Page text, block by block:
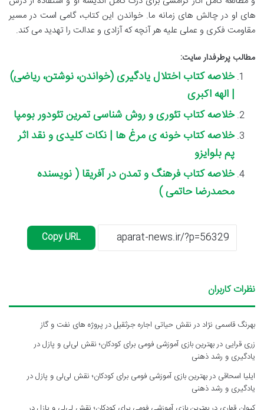
های او در چالش های زمانه ما. خواندن این کتاب، گامی است در مسیر
مقاومت فکری و عملی علیه هر آنچه که آزادی و عدالت را تهدید می کند.
مطالب پرطرفدار سایت:
خلاصه کتاب اختلال یادگیری (خواندن، نوشتن، ریاضی)
| الهه اکبری
خلاصه کتاب تئوری و روش شناسی تمرین تئودور بومپا
خلاصه کتاب خونه ی مرغ ها | نکات کلیدی و نقد اثر
پم بلوایزو
خلاصه کتاب فرهنگ و تمدن در آفریقا ( نویسنده
محمدرضا حاتمی )
Copy URL
نظرات کاربران
بهرنگ قاسمی نژاد درنقش حیاتی اجاره جرثقیل در پروژه های نفت و گاز
زری قرایی دربهترین بازی آموزشی فومی برای کودکان؛ نقش لی‌لی و پازل در
یادگیری و رشد ذهنی
ایلیا اسحاقی دربهترین بازی آموزشی فومی برای کودکان؛ نقش لی‌لی و پازل در
یادگیری و رشد ذهنی